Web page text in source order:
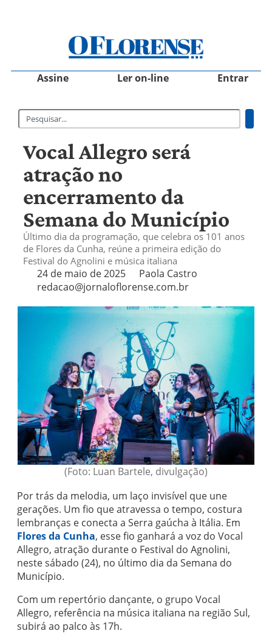
Assine Ler on-line Entrar
Vocal Allegro será
atração no
encerramento da
Semana do Município
Último dia da programação, que celebra os 101 anos
de Flores da Cunha, reúne a primeira edição do
Festival do Agnolini e música italiana
24 de maio de 2025
Paola Castro
redacao@jornaloflorense.com.br
(Foto: Luan Bartele, divulgação)
Por trás da melodia, um laço invisível que une
gerações. Um fio que atravessa o tempo, costura
lembranças e conecta a Serra gaúcha à Itália. Em
Flores da Cunha, esse fio ganhará a voz do Vocal
Allegro, atração durante o Festival do Agnolini,
neste sábado (24), no último dia da Semana do
Município.
Com um repertório dançante, o grupo Vocal
Allegro, referência na música italiana na região Sul,
subirá ao palco às 17h.